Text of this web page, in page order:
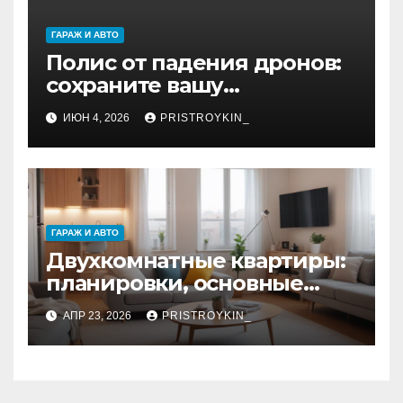
ГАРАЖ И АВТО
Полис от падения дронов:
сохраните вашу
недвижимость целой
ИЮН 4, 2026 PRISTROYKIN_
ГАРАЖ И АВТО
Двухкомнатные квартиры:
планировки, основные
параметры и факторы
стоимости
АПР 23, 2026 PRISTROYKIN_